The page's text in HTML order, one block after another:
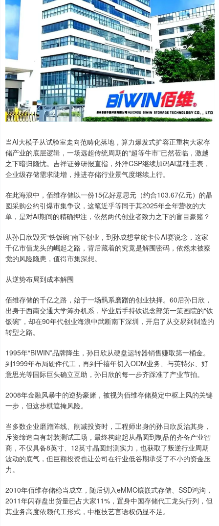
当AI大模子从试验室走向范畴化落地，算力爆发式扩容正重构大家存
储产业的底层逻辑，一场远超传统周期的“超等牛市”已然莅临，激越
之下暗归隐忧。吉祥证券研报直指，外洋CSP继续加码AI基础圭表，
企业级存储需求陡增，推进存储行业景气度继续上行。
在此海浪中，佰维存储以一份15亿好意思元（约合103.67亿元）的晶
圆采购公约引爆市集争议，这笔近乎等同于其2025年全年营收的大
单，是对AI期间的精确押注，依然两代创业者致力之下的盲目豪赌？
从孙日欣毁灭“铁饭碗”南下创业，到孙成想掌舵卡位AI赛说念，这家
千亿市值龙头的崛起之路，背后藏着的究竟是解围密码，依然未被察
觉的风险隐患，值得市集深想。
从逆势布局到成本解围
佰维存储的千亿之路，始于一场羁系磨蹭的创业抉择。60后孙日欣，
出身于西南交通大学筹办机系，毕业后手持铁说念部第一策画院的“铁
饭碗”，却在90年代创业海浪中武断南下深圳，开启了从交易到制造的
转型之路。
1995年“BIWIN”品牌降生，孙日欣从硬盘运转器销售赚取第一桶金。
到1999年布局硬件代工，再到千禧年切入ODM业务、与英特尔、好
意思光等国际巨头确立互助，孙日欣的每一步齐踩准了产业节拍。
2008年金融风暴中的逆势豪赌，被视为佰维存储奠定中枢上风的关键
一步，但这步棋遮掩风险。
当多数企业磨蹭阵线、削减投资时，工程师出身的孙日欣反治其身，
斥资缔造自有封装测试工场，最终构建起从晶圆到制品的齐备产业智
商，不仅具备8英寸、12英寸晶圆封测实力，也获取了叛逆行业周期
波动的底气，但巨额投资也让公司在行业低谷期承受了不小的资金压
力。
2010年佰维存储稳当成立，随后切入eMMC镶嵌式存储、SSD鸿沟，
2011年闪存盘出货量已占大家11%，置身中国存储代工龙头行列，但
其业务高度依赖代工形式，中枢技艺言语权仍显不足。